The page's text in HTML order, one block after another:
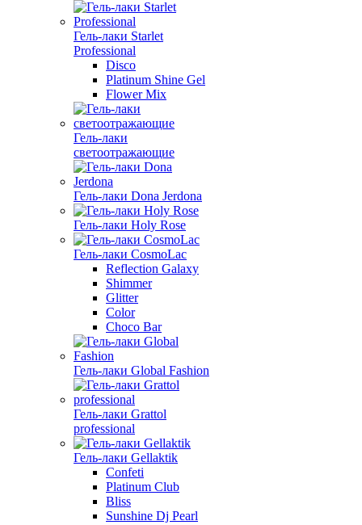
Гель-лаки Starlet
Professional
Disco
Platinum Shine Gel
Flower Mix
Гель-лаки
светоотражающие
Гель-лаки Dona Jerdona
Гель-лаки Holy Rose
Гель-лаки CosmoLac
Reflection Galaxy
Shimmer
Glitter
Color
Choco Bar
Гель-лаки Global Fashion
Гель-лаки Grattol
professional
Гель-лаки Gellaktik
Confeti
Platinum Club
Bliss
Sunshine Dj Pearl